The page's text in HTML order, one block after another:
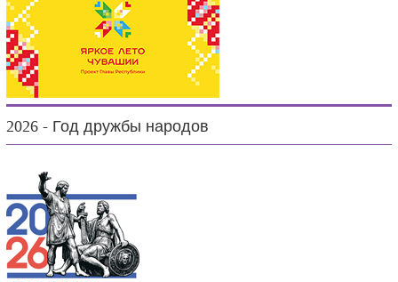
2026 - Год дружбы народов